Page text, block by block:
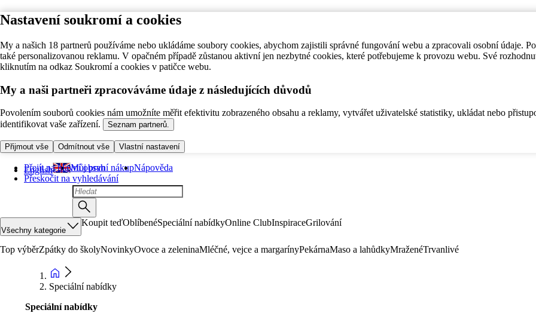
Nastavení soukromí a cookies
My a našich 18 partnerů používáme nebo ukládáme soubory cookies, abychom zajistili správné fungování webu a zpracovali osobní údaje.
také personalizovanou reklamu. V opačném případě zůstanou aktivní jen nezbytné cookies, které potřebujeme k provozu webu. Své
kliknutím na odkaz Soukromí a cookies v patičce webu.
My a naši partneři zpracováváme údaje z následujících důvodů
Povolením souborů cookies nám umožníte měřit efektivitu zobrazeného obsahu a reklamy, vytvářet uživatelské statistiky, ukládat nebo
identifikovat vaše zařízení.
Seznam partnerů.
Přijmout vše Odmítnout vše Vlastní nastavení
Přejít na hlavní obsah
Přeskočit na vyhledávání
English Můj první nákupNápověda
Všechny kategorie
Koupit teďOblíbenéSpeciální nabídkyOnline ClubInspiraceGrilování
Top výběrZpátky do školyNovinkyOvoce a zeleninaMléčné, vejce a margarínyPekárnaMaso a lahůdkyMraženéTrvanlivé
Speciální nabídky
Speciální nabídky